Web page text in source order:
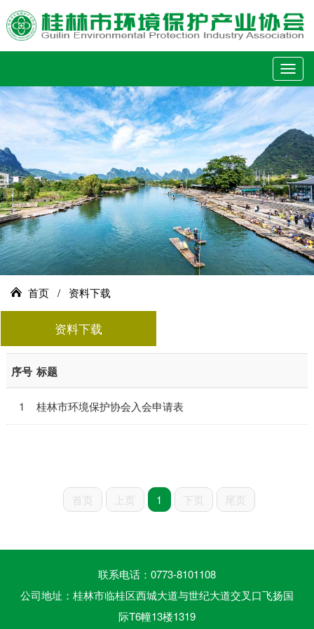
切
换
导
首页 / 资料下载
资料下载
序号 标题
1 桂林市环境保护协会入会申请表
首页 上页 1 下页 尾页
联系电话：0773-8101108
公司地址：桂林市临桂区西城大道与世纪大道交叉口飞扬国
际T6幢13楼1319